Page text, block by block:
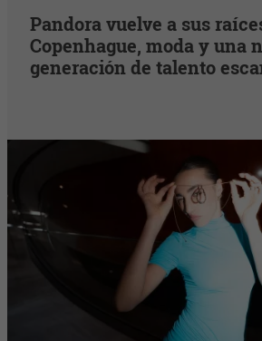
Pandora vuelve a sus
Copenhague, moda y una
generación de talento